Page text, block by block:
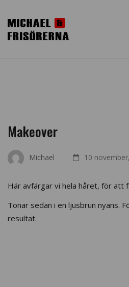
Makeover
Michael 10
Här avfärgar vi hela håret, för att
Tonar sedan i en ljusbrun nyans.
resultat.